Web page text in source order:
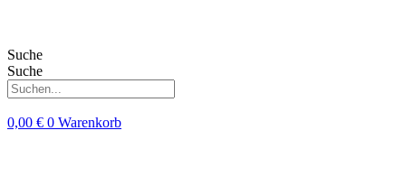
Suche
Suche
0,00 € 0 Warenkorb